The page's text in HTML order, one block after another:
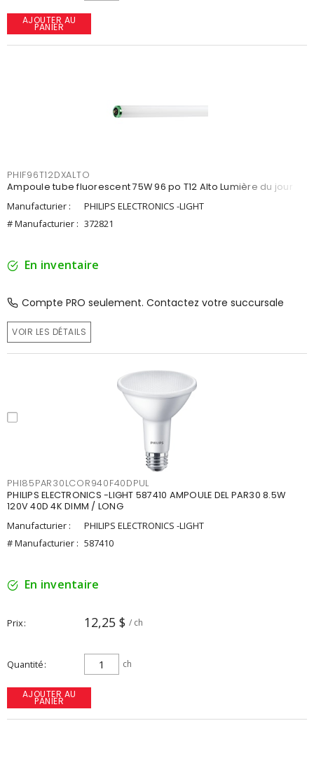
AJOUTER AU
PANIER
PHIF96T12DXALTO
Ampoule tube fluorescent 75W 96 po T12 Alto Lumière du jour
Manufacturier :
PHILIPS ELECTRONICS -LIGHT
# Manufacturier : 372821
En inventaire
Compte PRO seulement. Contactez votre succursale
VOIR LES DÉTAILS
PHI85PAR30LCOR940F40DPUL
PHILIPS ELECTRONICS -LIGHT 587410 AMPOULE DEL PAR30 8.5W
120V 40D 4K DIMM / LONG
Manufacturier :
PHILIPS ELECTRONICS -LIGHT
# Manufacturier : 587410
En inventaire
Prix 12,25 $ / ch
Quantité ch
AJOUTER AU
PANIER